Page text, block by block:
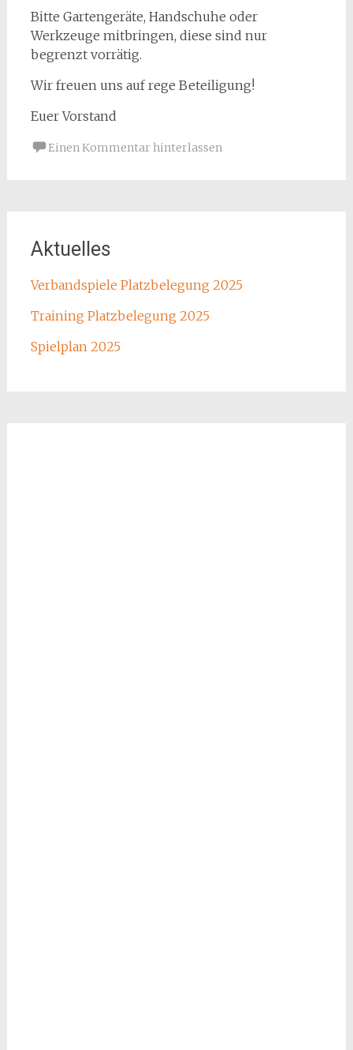
Bitte Gartengeräte, Handschuhe oder
Werkzeuge mitbringen, diese sind nur
begrenzt vorrätig.
Wir freuen uns auf rege Beteiligung!
Euer Vorstand
Einen Kommentar hinterlassen
Aktuelles
Verbandspiele Platzbelegung 2025
Training Platzbelegung 2025
Spielplan 2025